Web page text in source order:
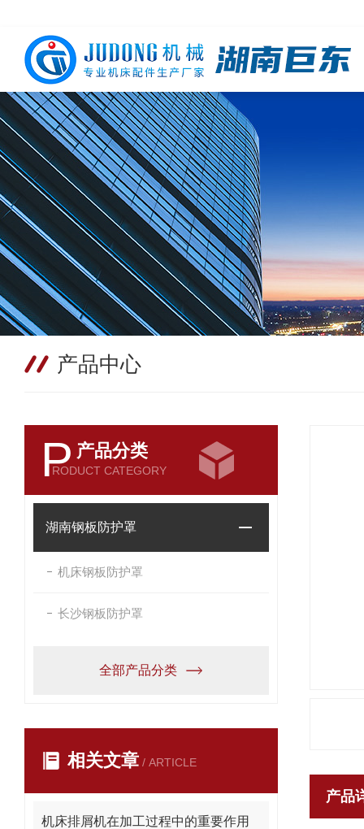
产品中心
P 产品分类
RODUCT CATEGORY
湖南钢板防护罩
机床钢板防护罩
长沙钢板防护罩
全部产品分类
相关文章 / ARTICLE
机床排屑机在加工过程中的重要作用
产品